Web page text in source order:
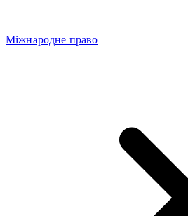
Міжнародне право